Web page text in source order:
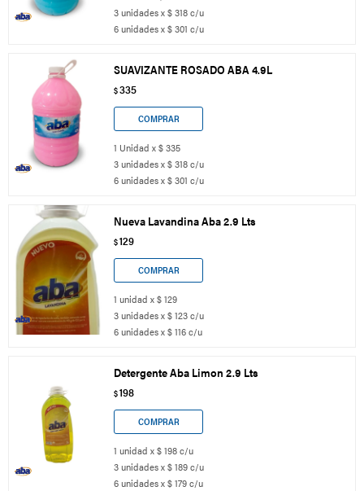
3 unidades x $ 318 c/u
6 unidades x $ 301 c/u
SUAVIZANTE ROSADO ABA 4.9L
$335
1 Unidad x $ 335
3 unidades x $ 318 c/u
6 unidades x $ 301 c/u
Nueva Lavandina Aba 2.9 Lts
$129
1 unidad x $ 129
3 unidades x $ 123 c/u
6 unidades x $ 116 c/u
Detergente Aba Limon 2.9 Lts
$198
1 unidad x $ 198 c/u
3 unidades x $ 189 c/u
6 unidades x $ 179 c/u